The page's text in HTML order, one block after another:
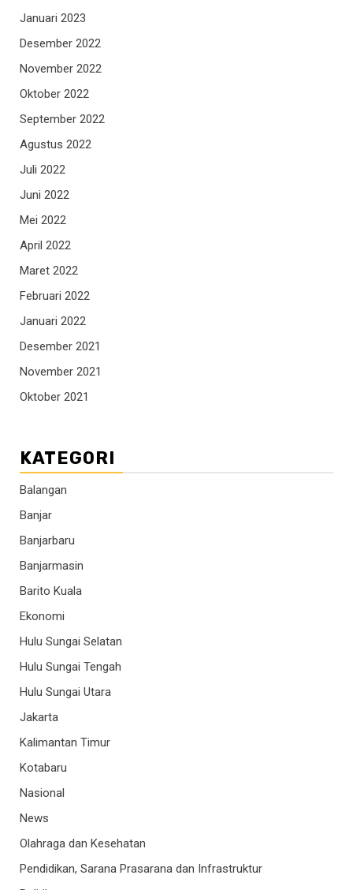
Januari 2023
Desember 2022
November 2022
Oktober 2022
September 2022
Agustus 2022
Juli 2022
Juni 2022
Mei 2022
April 2022
Maret 2022
Februari 2022
Januari 2022
Desember 2021
November 2021
Oktober 2021
KATEGORI
Balangan
Banjar
Banjarbaru
Banjarmasin
Barito Kuala
Ekonomi
Hulu Sungai Selatan
Hulu Sungai Tengah
Hulu Sungai Utara
Jakarta
Kalimantan Timur
Kotabaru
Nasional
News
Olahraga dan Kesehatan
Pendidikan, Sarana Prasarana dan Infrastruktur